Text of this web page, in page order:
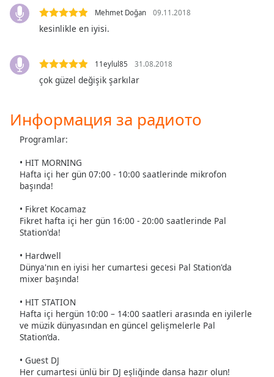
Mehmet Doğan 09.11.2018
kesinlikle en iyisi.
11eylul85 31.08.2018
çok güzel değişik şarkılar
Информация за радиото
Programlar:
• HIT MORNING
Hafta içi her gün 07:00 - 10:00 saatlerinde mikrofon
başında!
• Fikret Kocamaz
Fikret hafta içi her gün 16:00 - 20:00 saatlerinde Pal
Station'da!
• Hardwell
Dünya'nın en iyisi her cumartesi gecesi Pal Station'da
mixer başında!
• HIT STATION
Hafta içi hergün 10:00 – 14:00 saatleri arasında en iyilerle
ve müzik dünyasından en güncel gelişmelerle Pal
Station’da.
• Guest DJ
Her cumartesi ünlü bir DJ eşliğinde dansa hazır olun!